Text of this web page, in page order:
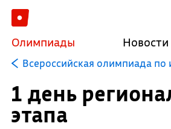
Олимпиады Новости
Всероссийская олимпиада
1 день
этапа